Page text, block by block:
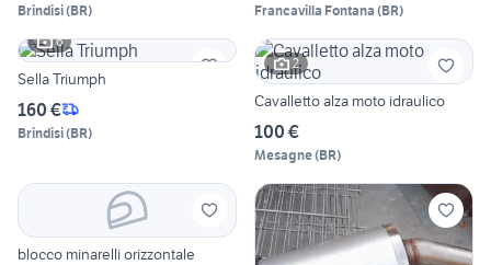
Brindisi(BR) Francavilla Fontana (BR)
6
Sella Triumph
160 €
Brindisi(BR)
2
Cavalletto alza moto idraulico
100 €
Mesagne(BR)
blocco minarelli orizzontale